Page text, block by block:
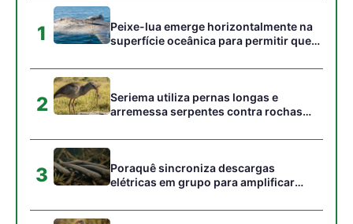
1
Peixe-lua emerge horizontalmente na
superfície oceânica para permitir que
acumulados em sua pele
2
Seriema utiliza pernas longas e
arremessa serpentes contra rochas
campos
3
Poraquê sincroniza descargas
elétricas em grupo para amplificar
peixes maiores na Amazônia